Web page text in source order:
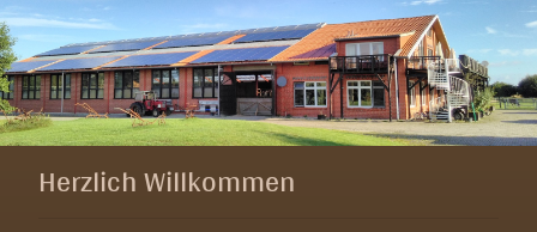
Herzlich Willkommen